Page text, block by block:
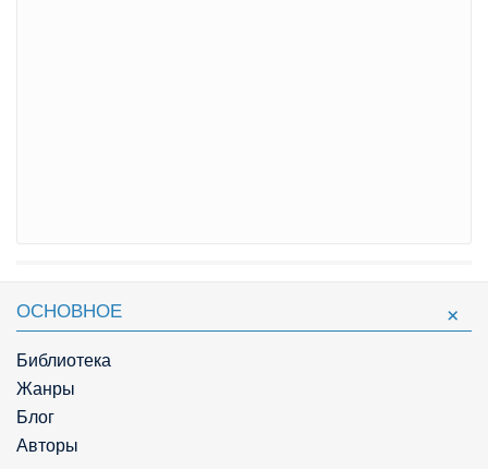
ОСНОВНОЕ
Библиотека
Жанры
Блог
Авторы